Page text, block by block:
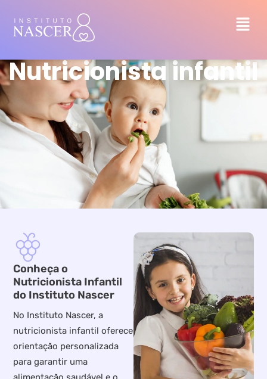
Nutricionista infantil
Conheça o
Nutricionista Infantil
do Instituto Nascer
No Instituto Nascer, a
nutricionista infantil oferece
orientação personalizada
para garantir uma